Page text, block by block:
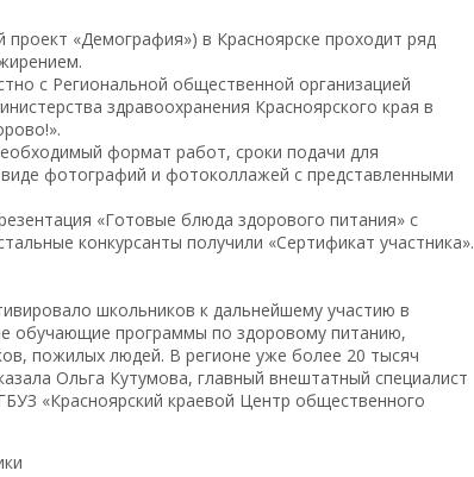
«Демография») в Красноярске проходит ряд
с Региональной общественной организацией
здравоохранения Красноярского края в
формат работ, сроки подачи для
фотографий и фотоколлажей с представленными
«Готовые блюда здорового питания» с
конкурсанты получили «Сертификат участника».
школьников к дальнейшему участию в
обучающие программы по здоровому питанию,
пожилых людей. В регионе уже более 20 тысяч
Ольга Кутумова, главный внештатный специалист
«Красноярский краевой Центр общественного